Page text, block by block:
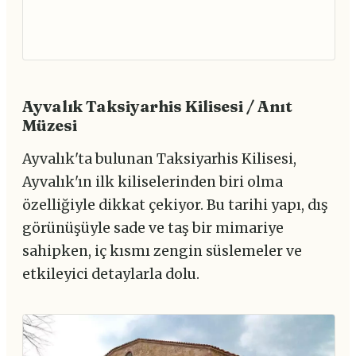
Ayvalık Taksiyarhis Kilisesi / Anıt
Müzesi
Ayvalık'ta bulunan Taksiyarhis Kilisesi,
Ayvalık'ın ilk kiliselerinden biri olma
özelliğiyle dikkat çekiyor. Bu tarihi yapı, dış
görünüşüyle sade ve taş bir mimariye
sahipken, iç kısmı zengin süslemeler ve
etkileyici detaylarla dolu.